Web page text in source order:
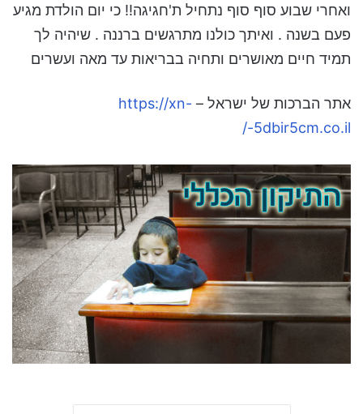
ואחרי שבוע סוף סוף נתחיל ת'חגיגה!! כי יום הולדת מגיע
פעם בשנה . ואיתך כולנו מתרגשים ברננה . שיהיה לך
תמיד חיים מאושרים ותחיה בבריאות עד מאה ועשרים
אתר הברכות של ישראל – https://xn-
-5dbir5cm.co.il/